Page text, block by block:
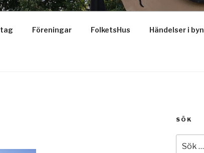
Föreningar FolketsHus Händelser i byn
SÖK
efter: